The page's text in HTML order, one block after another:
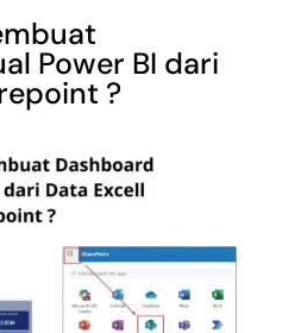
Power BI dari
?